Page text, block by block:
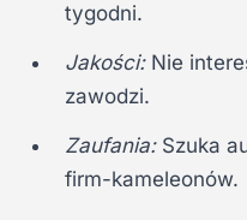
tygodni.
Jakości:Nie
zawodzi.
Zaufania:Szuka
firm-kameleonów.